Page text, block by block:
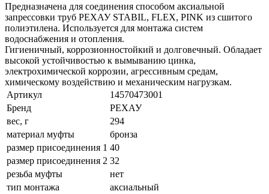
Предназначена для соединения способом аксиальной
запрессовки труб РЕХАУ STABIL, FLEX, PINK из сшитого
полиэтилена. Используется для монтажа систем
водоснабжения и отопления.
Гигиеничный, коррозионностойкий и долговечный. Обладает
высокой устойчивостью к вымыванию цинка,
электрохимической коррозии, агрессивным средам,
химическому воздействию и механическим нагрузкам.
Артикул
14570473001
Бренд
РЕХАУ
вес, г
294
материал муфты
бронза
размер присоединения 1 40
размер присоединения 2 32
резьба муфты
нет
тип монтажа
аксиальный